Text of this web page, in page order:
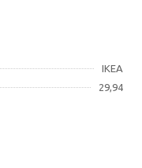
IKEA
29,94